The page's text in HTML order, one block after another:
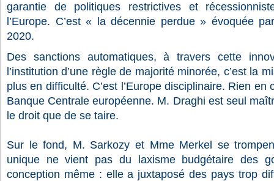
garantie de politiques restrictives et
l’Europe. C’est « la décennie perdue » évoquée
2020.
Des sanctions automatiques, à travers cette
l’institution d’une règle de majorité minorée, c’est la
plus en difficulté. C’est l’Europe disciplinaire. Rien
Banque Centrale européenne. M. Draghi est seul
le droit que de se taire.
Sur le fond, M. Sarkozy et Mme Merkel se
unique ne vient pas du laxisme budgétaire des
conception même : elle a juxtaposé des pays trop